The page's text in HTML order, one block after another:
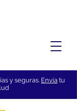
y seguras. Envía tu